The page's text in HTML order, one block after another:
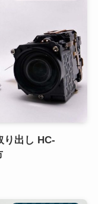
り出し HC-